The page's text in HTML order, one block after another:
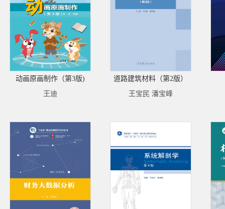
动画原画制作（第3版)
王迪
道路建筑材料（第2版）
王宝民 潘宝峰